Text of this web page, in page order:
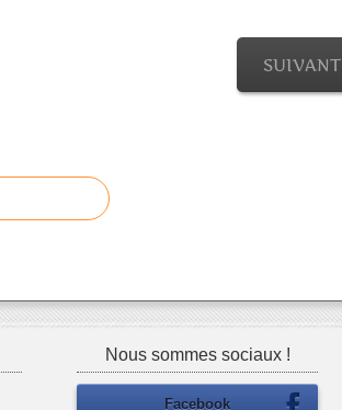
SUIVANT
Nous sommes sociaux !
Facebook